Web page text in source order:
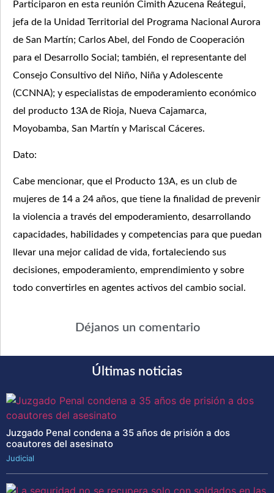
Participaron en esta reunión Cimith Azucena Reátegui,
jefa de la Unidad Territorial del Programa Nacional Aurora
de San Martín; Carlos Abel, del Fondo de Cooperación
para el Desarrollo Social; también, el representante del
Consejo Consultivo del Niño, Niña y Adolescente
(CCNNA); y especialistas de empoderamiento económico
del producto 13A de Rioja, Nueva Cajamarca,
Moyobamba, San Martín y Mariscal Cáceres.
Dato:
Cabe mencionar, que el Producto 13A, es un club de
mujeres de 14 a 24 años, que tiene la finalidad de prevenir
la violencia a través del empoderamiento, desarrollando
capacidades, habilidades y competencias para que puedan
llevar una mejor calidad de vida, fortaleciendo sus
decisiones, empoderamiento, emprendimiento y sobre
todo convertirles en agentes activos del cambio social.
Déjanos un comentario
Últimas noticias
Juzgado Penal condena a 35 años de prisión a dos
coautores del asesinato
Judicial